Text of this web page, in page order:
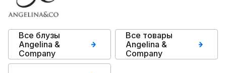
Все блузы
Angelina &
Сompany
Все товары
Angelina &
Сompany